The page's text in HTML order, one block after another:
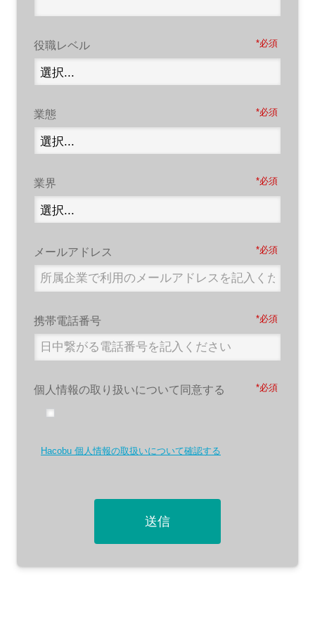
*
役職レベル
*
業態
*
業界
*
メールアドレス
*
携帯電話番号
*
個人情報の取り扱いについて同意する
Hacobu 個人情報の取扱いについて確認する
送信